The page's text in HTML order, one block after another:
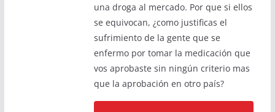
una droga al mercado. Por que si ellos
se equivocan, ¿como justificas el
sufrimiento de la gente que se
enfermo por tomar la medicación que
vos aprobaste sin ningún criterio mas
que la aprobación en otro país?